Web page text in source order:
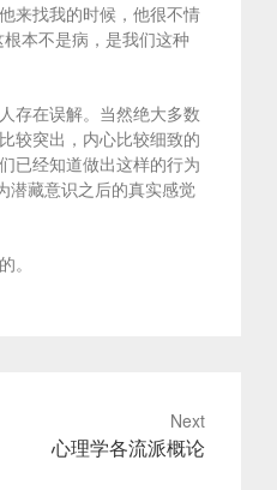
来找我的时候，他很不情
本不是病，是我们这种
存在误解。当然绝大多数
较突出，内心比较细致的
已经知道做出这样的行为
潜藏意识之后的真实感觉
。
Next
心理学各流派概论